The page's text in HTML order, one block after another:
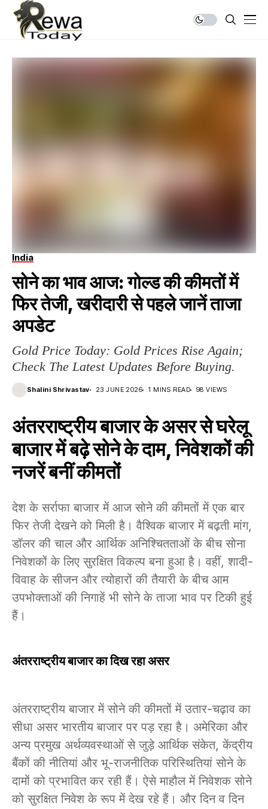
India
सोने का भाव आज: गोल्ड की कीमतों में
फिर तेजी, खरीदारी से पहले जानें ताजा
अपडेट
Gold Price Today: Gold Prices Rise Again;
Check The Latest Updates Before Buying.
Shalini Shrivastav 23 JUNE 2026 1 MINS READ 98 VIEWS
अंतरराष्ट्रीय बाजार के असर से घरेलू
बाजार में बढ़े सोने के दाम, निवेशकों की
नजरें बनीं कीमतों
देश के सर्राफा बाजार में आज सोने की कीमतों में एक बार
फिर तेजी देखने को मिली है। वैश्विक बाजार में बढ़ती मांग,
डॉलर की चाल और आर्थिक अनिश्चितताओं के बीच सोना
निवेशकों के लिए सुरक्षित विकल्प बना हुआ है। वहीं, शादी-
विवाह के सीजन और त्योहारों की तैयारी के बीच आम
उपभोक्ताओं की निगाहें भी सोने के ताजा भाव पर टिकी हुई
हैं।
अंतरराष्ट्रीय बाजार का दिख रहा असर
अंतरराष्ट्रीय बाजार में सोने की कीमतों में उतार-चढ़ाव का
सीधा असर भारतीय बाजार पर पड़ रहा है। अमेरिका और
अन्य प्रमुख अर्थव्यवस्थाओं से जुड़े आर्थिक संकेत, केंद्रीय
बैंकों की नीतियां और भू-राजनीतिक परिस्थितियां सोने के
दामों को प्रभावित कर रही हैं। ऐसे माहौल में निवेशक सोने
को सुरक्षित निवेश के रूप में देख रहे हैं। और दिन व दिन